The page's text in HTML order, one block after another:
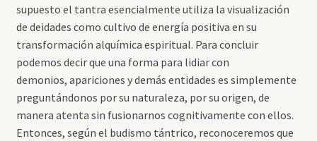
supuesto el tantra esencialmente utiliza la visualización
de deidades como cultivo de energía positiva en su
transformación alquímica espiritual. Para concluir
podemos decir que una forma para lidiar con
demonios, apariciones y demás entidades es simplemente
preguntándonos por su naturaleza, por su origen, de
manera atenta sin fusionarnos cognitivamente con ellos.
Entonces, según el budismo tántrico, reconoceremos que